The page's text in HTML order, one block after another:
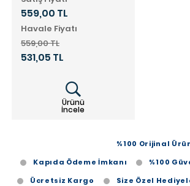
%100 Orijinal
Kapıda Ödeme İmkanı
%100
Ücretsiz Kargo
Size Özel
559,00 TL
Havale Fiyatı
559,00 TL
531,05 TL
Ürünü
İncele